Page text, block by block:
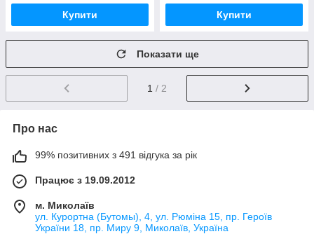
Купити Купити
Показати ще
1 / 2
Про нас
99% позитивних з 491 відгука за рік
Працює з 19.09.2012
м. Миколаїв
ул. Курортна (Бутомы), 4, ул. Рюміна 15, пр. Героїв
України 18, пр. Миру 9, Миколаїв, Україна